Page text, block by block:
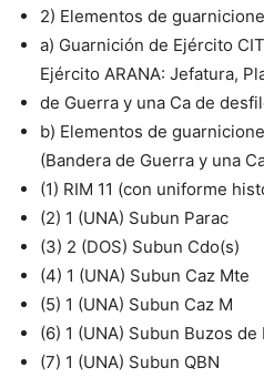
2) Elementos de
a) Guarnición de Ejército
Ejército ARANA: Jefatura,
de Guerra y una Ca de
b) Elementos de
(Bandera de Guerra y una
(1) RIM 11 (con uniforme
(2) 1 (UNA) Subun Parac
(3) 2 (DOS) Subun Cdo(s)
(4) 1 (UNA) Subun Caz Mte
(5) 1 (UNA) Subun Caz M
(6) 1 (UNA) Subun Buzos de
(7) 1 (UNA) Subun QBN